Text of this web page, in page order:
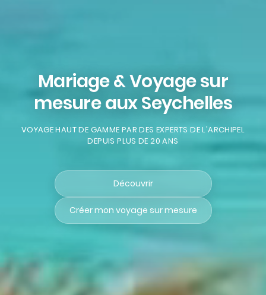
Mariage & Voyage sur
mesure aux Seychelles
VOYAGE HAUT DE GAMME PAR DES EXPERTS DE L'ARCHIPEL
DEPUIS PLUS DE 20 ANS
Découvrir
Créer mon voyage sur mesure